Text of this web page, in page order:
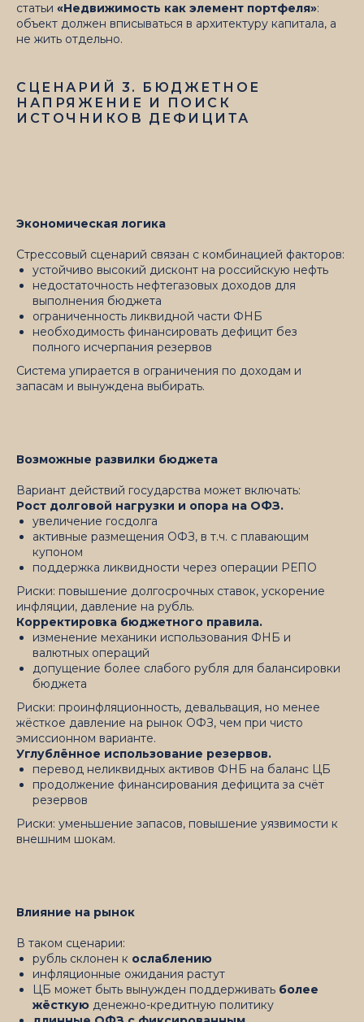
статьи «Недвижимость как элемент портфеля»:
объект должен вписываться в архитектуру капитала, а
не жить отдельно.
СЦЕНАРИЙ 3. БЮДЖЕТНОЕ
НАПРЯЖЕНИЕ И ПОИСК
ИСТОЧНИКОВ ДЕФИЦИТА
Экономическая логика
Стрессовый сценарий связан с комбинацией факторов:
устойчиво высокий дисконт на российскую нефть
недостаточность нефтегазовых доходов для
выполнения бюджета
ограниченность ликвидной части ФНБ
необходимость финансировать дефицит без
полного исчерпания резервов
Система упирается в ограничения по доходам и
запасам и вынуждена выбирать.
Возможные развилки бюджета
Вариант действий государства может включать:
Рост долговой нагрузки и опора на ОФЗ.
увеличение госдолга
активные размещения ОФЗ, в т.ч. с плавающим
купоном
поддержка ликвидности через операции РЕПО
Риски: повышение долгосрочных ставок, ускорение
инфляции, давление на рубль.
Корректировка бюджетного правила.
изменение механики использования ФНБ и
валютных операций
допущение более слабого рубля для балансировки
бюджета
Риски: проинфляционность, девальвация, но менее
жёсткое давление на рынок ОФЗ, чем при чисто
эмиссионном варианте.
Углублённое использование резервов.
перевод неликвидных активов ФНБ на баланс ЦБ
продолжение финансирования дефицита за счёт
резервов
Риски: уменьшение запасов, повышение уязвимости к
внешним шокам.
Влияние на рынок
В таком сценарии:
рубль склонен к ослаблению
инфляционные ожидания растут
ЦБ может быть вынужден поддерживать более
жёсткую денежно-кредитную политику